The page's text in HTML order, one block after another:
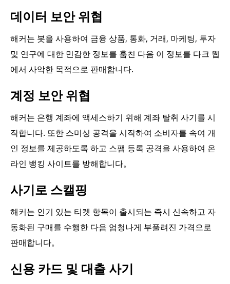
데이터 보안 위협
해커는 봇을 사용하여 금융 상품, 통화, 거래, 마케팅, 투자
및 연구에 대한 민감한 정보를 훔친 다음 이 정보를 다크 웹
에서 사악한 목적으로 판매합니다.
계정 보안 위협
해커는 은행 계좌에 액세스하기 위해 계좌 탈취 사기를 시
작합니다. 또한 스미싱 공격을 시작하여 소비자를 속여 개
인 정보를 제공하도록 하고 스팸 등록 공격을 사용하여 온
라인 뱅킹 사이트를 방해합니다。
사기로 스캘핑
해커는 인기 있는 티켓 항목이 출시되는 즉시 신속하고 자
동화된 구매를 수행한 다음 엄청나게 부풀려진 가격으로
판매합니다。
신용 카드 및 대출 사기